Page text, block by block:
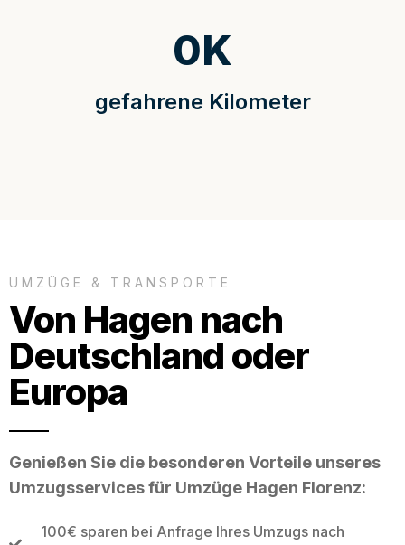
gefahrene Kilometer
0K
UMZÜGE & TRANSPORTE
Von Hagen nach
Deutschland oder
Europa
Genießen Sie die besonderen Vorteile unseres
Umzugsservices für Umzüge Hagen Florenz:
100€ sparen bei Anfrage Ihres Umzugs nach